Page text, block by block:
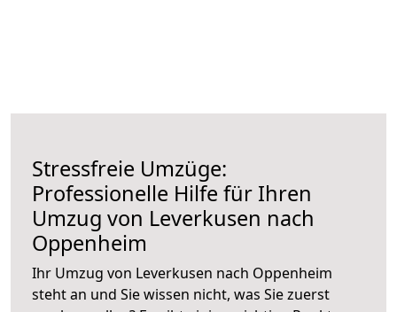
Stressfreie Umzüge:
Professionelle Hilfe für Ihren
Umzug von Leverkusen nach
Oppenheim
Ihr Umzug von Leverkusen nach Oppenheim
steht an und Sie wissen nicht, was Sie zuerst